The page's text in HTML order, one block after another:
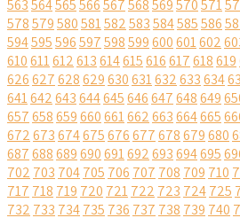
563564565566567568569570571
578579580581582583584585586
594595596597598599600601602
610611612613614615616617618619
626627628629630631632633634
641642643644645646647648649
657658659660661662663664665
672673674675676677678679680
687688689690691692693694695
702 703 704705 706 707 708 709 710
717 718 719 720 721722 723 724725
732 733 734735 736 737 738 739 740